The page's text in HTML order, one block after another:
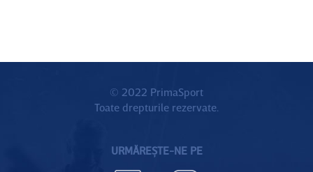
© 2022 PrimaSport
Toate drepturile rezervate.
URMĂREȘTE-NE PE